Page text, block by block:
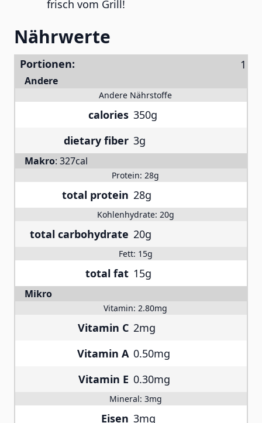
frisch vom Grill!
Nährwerte
Portionen:
Andere
Andere Nährstoffe
calories 350g
dietary fiber 3g
Makro: 327cal
Protein: 28g
total protein 28g
Kohlenhydrate: 20g
total carbohydrate 20g
Fett: 15g
total fat 15g
Mikro
Vitamin: 2.80mg
Vitamin C 2mg
Vitamin A 0.50mg
Vitamin E 0.30mg
Mineral: 3mg
Eisen 3mg